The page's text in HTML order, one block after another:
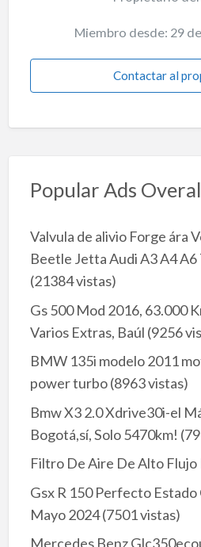
Miembro desde: 29
Contactar al
Popular Ads
Valvula de alivio Forge ára
Beetle Jetta Audi A3 A4
(21384 vistas)
Gs 500 Mod 2016, 63.000
Varios Extras, Baúl (9256
BMW 135i modelo 2011
power turbo(8963 vistas)
Bmw X3 2.0 Xdrive30i-el
Bogotá,sí, Solo 5470km!
Filtro De Aire De Alto Flujo
Gsx R 150 Perfecto Estado
Mayo 2024(7501 vistas)
Mercedes Benz